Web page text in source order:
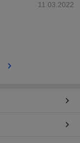
11.03.2022